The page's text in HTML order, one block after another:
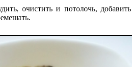
очистить и потолочь,